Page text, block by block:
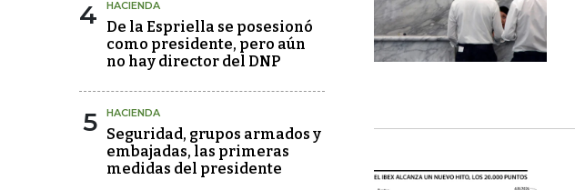
4 HACIENDA
De la Espriella se posesionó
como presidente, pero aún
no hay director del DNP
5 HACIENDA
Seguridad, grupos armados y
embajadas, las primeras
medidas del presidente